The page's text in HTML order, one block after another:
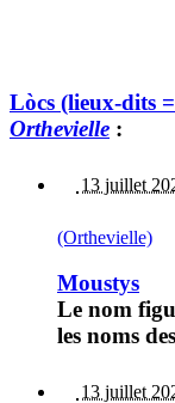
Lòcs (lieux-dits
Orthevielle :
13 juillet
(Orthevielle)
Moustys
Le nom
les noms
13 juillet